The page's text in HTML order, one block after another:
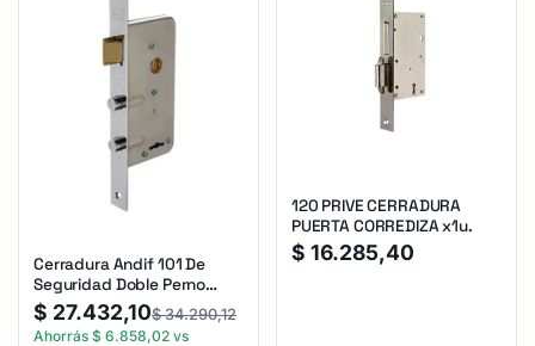
Cerradura Andif 101 De
Seguridad Doble Perno
Reforzada Plateado
$ 27.432,10$34.290,12
Ahorrás $ 6.858,02 vs
120 PRIVE CERRADURA
PUERTA CORREDIZA x1u.
$ 16.285,40